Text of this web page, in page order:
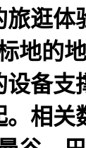
逛
地的
备
相关